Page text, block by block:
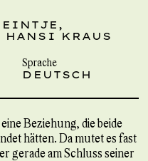
HANSI KRAUS
Sprache
DEUTSCH
Beziehung, die beide
hätten. Da mutet es fast
gerade am Schluss seiner